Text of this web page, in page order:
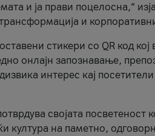
и ја прави поцелосна,“
и
стикери со QR код
онлајн запознавање,
интерес кај
својата посветеност
култура на паметно,